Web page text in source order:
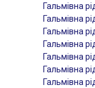
Гальмівна
Гальмівна
Гальмівна
Гальмівна
Гальмівна
Гальмівна
Гальмівна